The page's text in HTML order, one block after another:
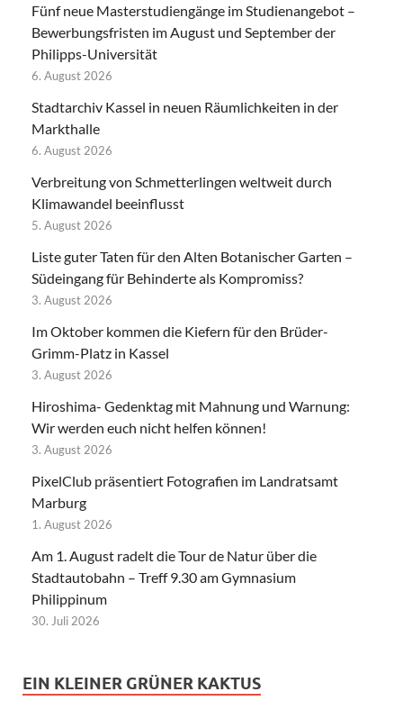
Fünf neue Masterstudiengänge im Studienangebot –
Bewerbungsfristen im August und September der
Philipps-Universität
6. August 2026
Stadtarchiv Kassel in neuen Räumlichkeiten in der
Markthalle
6. August 2026
Verbreitung von Schmetterlingen weltweit durch
Klimawandel beeinflusst
5. August 2026
Liste guter Taten für den Alten Botanischer Garten –
Südeingang für Behinderte als Kompromiss?
3. August 2026
Im Oktober kommen die Kiefern für den Brüder-
Grimm-Platz in Kassel
3. August 2026
Hiroshima- Gedenktag mit Mahnung und Warnung:
Wir werden euch nicht helfen können!
3. August 2026
PixelClub präsentiert Fotografien im Landratsamt
Marburg
1. August 2026
Am 1. August radelt die Tour de Natur über die
Stadtautobahn – Treff 9.30 am Gymnasium
Philippinum
30. Juli 2026
EIN KLEINER GRÜNER KAKTUS